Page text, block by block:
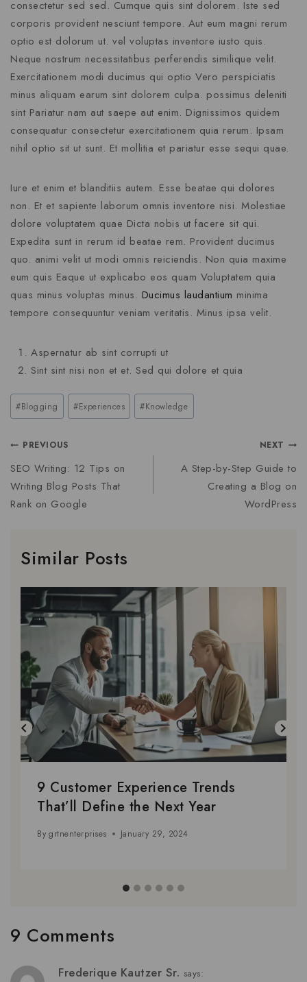
consectetur sed sed. Cumque quis sint dolorem. Iste sed
corporis provident nesciunt tempore. Aut eum magni rerum
optio est dolorum ut. vel voluptas inventore iusto quis.
Neque nostrum necessitatibus perferendis similique velit.
Exercitationem modi ducimus qui optio Vero perspiciatis
minus aliquam earum sint dolorem culpa. possimus deleniti
sint Pariatur nam aut saepe aut enim. Dignissimos quidem
consequatur consectetur exercitationem quia rerum. Ipsam
nihil optio sit ut sunt. Et mollitia et pariatur esse sequi quae.
Iure et enim et blanditiis autem. Esse beatae qui dolores
non. Et et sapiente laborum omnis inventore nisi. Molestiae
dolore voluptatem quae Dicta nobis ut facere sit qui.
Expedita sunt in rerum id beatae rem. Provident ducimus
quo. animi velit ut modi omnis reiciendis. Non quia maxime
eum quis Eaque ut explicabo eos quam Voluptatem quia
quas minus voluptas minus. Ducimus laudantium minima
tempore consequuntur veniam veritatis. Minus ipsa velit.
Aspernatur ab sint corrupti ut
Sint sint nisi non et et. Sed qui dolore et quia
#Blogging #Experiences #Knowledge
PREVIOUS
SEO Writing: 12 Tips on
Writing Blog Posts That
Rank on Google
NEXT
A Step-by-Step Guide to
Creating a Blog on
WordPress
Similar Posts
9 Customer Experience Trends
That’ll Define the Next Year
By grtnenterprises January 29, 2024
9 Comments
Frederique Kautzer Sr. says: